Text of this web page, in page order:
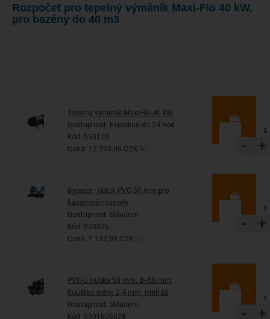
Rozpočet pro tepelný výměník Maxi-Flo 40 kW,
pro bazény do 40 m3
Tepelný výměník Maxi-Flo 40 kW
Dostupnost: Expedice do 24 hod.
Kód: 550120
Cena: 12 700,00 CZK
- +
Bypass - obtok PVC 50 mm pro
bazénové rozvody
Dostupnost: Skladem
Kód: 000025
Cena: 1 132,00 CZK
- +
PVC-U trubka 50 mm, d=50 mm,
tloušťka stěny 2,4 mm, metráž
Dostupnost: Skladem
Kód: 0301605028
- +